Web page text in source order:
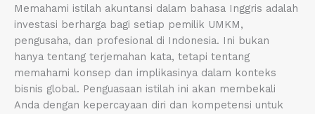
Memahami istilah akuntansi dalam bahasa Inggris adalah
investasi berharga bagi setiap pemilik UMKM,
pengusaha, dan profesional di Indonesia. Ini bukan
hanya tentang terjemahan kata, tetapi tentang
memahami konsep dan implikasinya dalam konteks
bisnis global. Penguasaan istilah ini akan membekali
Anda dengan kepercayaan diri dan kompetensi untuk